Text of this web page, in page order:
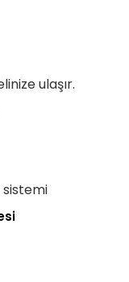
ulaşır.